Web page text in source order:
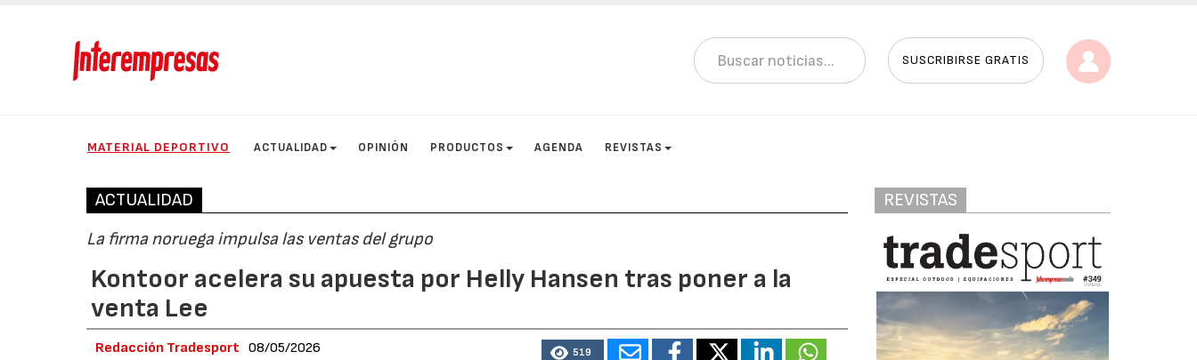
SUSCRIBIRSE GRATIS
MATERIAL DEPORTIVO ACTUALIDAD OPINIÓN PRODUCTOS AGENDA REVISTAS
ACTUALIDAD
La firma noruega impulsa las ventas del grupo
Kontoor acelera su apuesta por Helly Hansen tras poner a la
venta Lee
Redacción Tradesport 08/05/2026 519
REVISTAS